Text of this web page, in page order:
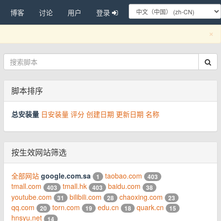
博客 讨论 用户 登录
×
脚本排序
总安装量 日安装量 评分 创建日期 更新日期 名称
按生效网站筛选
全部网站 google.com.sa 1 taobao.com 403
tmall.com 403 tmall.hk 403 baidu.com 38
youtube.com 31 bilibili.com 28 chaoxing.com 23
qq.com 20 torn.com 19 edu.cn 18 quark.cn 15
hnsyu.net 14